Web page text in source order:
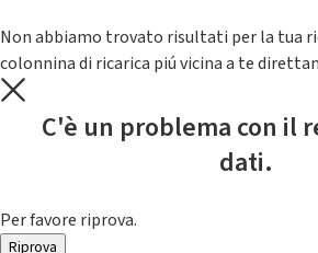
Non abbiamo trovato risultati per la tua
colonnina di ricarica piú vicina a te
C'è un problema con il
dati.
Per favore riprova.
Riprova